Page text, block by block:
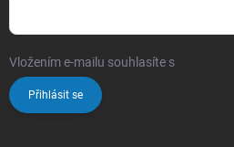
Vložením e-mailu souhlasíte s
Přihlásit se